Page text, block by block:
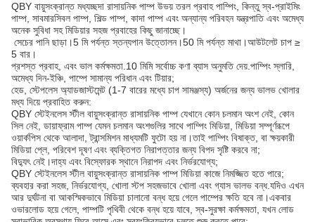
QBY বায়ুসংক্রান্ত মধ্যচ্ছদা রাসায়নিক পাম্প উভয় তরল প্রবাহ পাম্পিং, কিন্তু স্ব-প্রাইমিং
পাম্প, সাবমারসিবল পাম্প, শিল্ড পাম্প, কাদা পাম্প এবং অন্যান্য পরিবহন যন্ত্রপাতি এবং অমেধ্য
অনেক সুবিধা সহ মিডিয়ার সহজ প্রবাহের কিছু জানাচ্ছে।
সেচের পানি ছাড়া।5 মি পর্যন্ত স্তন্যপান উত্তোলন।50 মি পর্যন্ত মাথা।আউটলেট চাপ ≥
5 বার।
প্রশস্ত প্রবাহ, এবং ভাল কর্মক্ষমতা.10 মিমি সর্বোচ্চ কণা ব্যাস অনুমতি দেয়. পাম্পিং স্লারি,
অমেধ্য দিন-ইঞ্চি, পাম্পে সামান্য পরিধান এবং টিয়ার;
হেড, স্টেপলেস অ্যাডজাস্টমেন্ট (1-7 বারের মধ্যে চাপ সামঞ্জস্য) অর্জনের জন্য ভালভ খোলার
মধ্য দিয়ে প্রবাহিত করুন:
QBY স্টেইনলেস স্টীল বায়ুসংক্রান্ত রাসায়নিক পাম্প যেখানে কোন চলমান অংশ নেই, কোন
সিল নেই, ডায়াফ্রাম পাম্প যেমন চলমান অংশগুলির সাথে পাম্পিং মিডিয়া, মিডিয়া সম্পূর্ণরূপে
ওয়ার্কপিস থেকে আলাদা, ট্রান্সমিশন মাধ্যমটি ফুটো হয় না।তাই পাম্পিং বিষাক্ত, বা ক্ষয়কারী
মিডিয়া প্লে, পরিবেশ দূষণ এবং ব্যক্তিগত নিরাপত্তার জন্য বিপদ সৃষ্টি করবে না;
বিদ্যুৎ নেই।দাহ্য এবং বিস্ফোরক স্থানে নিরাপদ এবং নির্ভরযোগ্য;
QBY স্টেইনলেস স্টীল বায়ুসংক্রান্ত রাসায়নিক পাম্প মিডিয়া কাজে নিমজ্জিত হতে পারে;
ব্যবহার করা সহজ, নির্ভরযোগ্য, খোলা স্টপ সহজভাবে খোলা এবং গ্যাস ভালভ বন্ধ.যদিও এখন
আর দুর্ঘটনা বা আকস্মিকভাবে মিডিয়া চালানো বন্ধ হয়ে গেলে পাম্পের ক্ষতি হবে না।একবার
ওভারলোড হয়ে গেলে, পাম্পটি পৃথিবী থেকে বন্ধ হয়ে যাবে, স্ব-সুরক্ষা কর্মক্ষমতা, যখন লোড